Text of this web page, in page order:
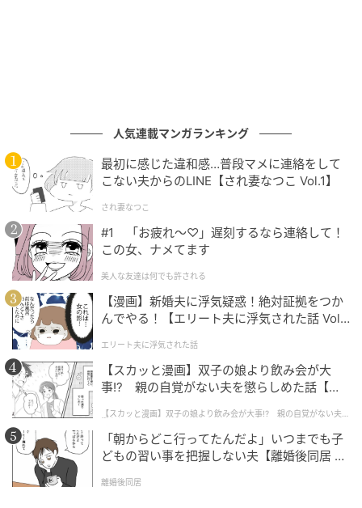
「I’m in a pickle」の意味は？ちょっとしたト
ラブル時に使えるイディオムです！【1分英会
話】
の記事をもっとみる
人気連載マンガランキング
最初に感じた違和感…普段マメに連絡をして
こない夫からのLINE【され妻なつこ Vol.1】
され妻なつこ
#1 「お疲れ〜♡」遅刻するなら連絡して！
この女、ナメてます
美人な友達は何でも許される
【漫画】新婚夫に浮気疑惑！絶対証拠をつか
んでやる！【エリート夫に浮気された話 Vol.
エリート夫に浮気された話
【スカッと漫画】双子の娘より飲み会が大
事!? 親の自覚がない夫を懲らしめた話【第1
【スカッと漫画】双子の娘より飲み会が大事!? 親の自覚がない夫を
懲らしめた話
「朝からどこ行ってたんだよ」いつまでも子
どもの習い事を把握しない夫【離婚後同居 Vo
離婚後同居